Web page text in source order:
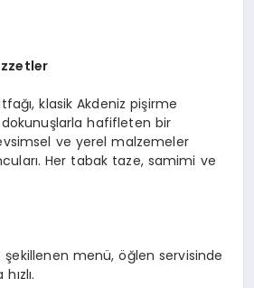
klasik Akdeniz pişirme
hafifleten bir
ve yerel malzemeler
Her tabak taze, samimi ve
menü, öğlen servisinde